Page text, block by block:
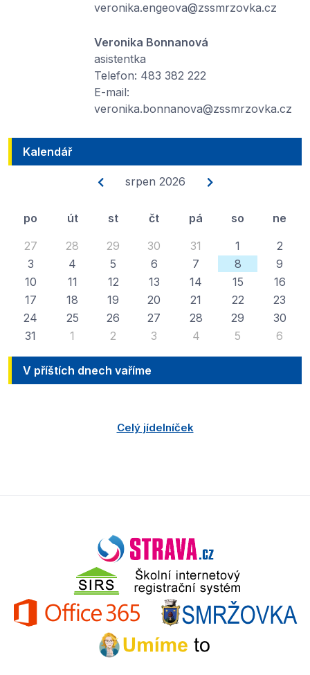
veronika.engeova@zssmrzovka.cz
Veronika Bonnanová
asistentka
Telefon: 483 382 222
E-mail:
veronika.bonnanova@zssmrzovka.cz
Kalendář
srpen 2026
po út st čt pá so
ne
27
28 29 30 31 1
2
3
4 5 6 7 8
9
10
11 12 13 14 15
16
17
18 19 20 21 22
23
24
25 26 27 28 29
30
31
1 2 3 4 5 6
V příštích dnech vaříme
Celý jídelníček